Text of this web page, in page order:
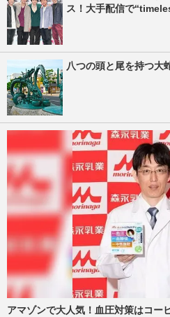
ス！大手配信で
八つの頭と尾を持つ大
アマゾンで大人気！血圧対策はコー